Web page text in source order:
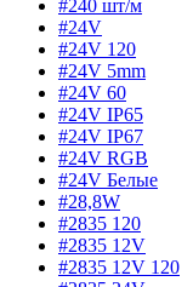
#240 шт/м
#24V
#24V 120
#24V 5mm
#24V 60
#24V IP65
#24V IP67
#24V RGB
#24V Белые
#28,8W
#2835 120
#2835 12V
#2835 12V 120